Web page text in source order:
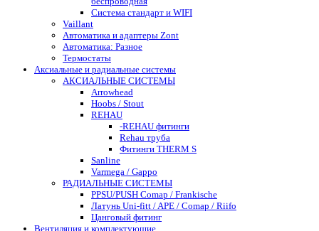
Система стандарт и WIFI
Vaillant
Автоматика и адаптеры Zont
Автоматика: Разное
Термостаты
Аксиальные и радиальные системы
АКСИАЛЬНЫЕ СИСТЕМЫ
Arrowhead
Hoobs / Stout
REHAU
-REHAU фитинги
Rehau труба
Фитинги THERM S
Sanline
Varmega / Gappo
РАДИАЛЬНЫЕ СИСТЕМЫ
PPSU/PUSH Comap / Frankische
Латунь Uni-fitt / APE / Comap / Riifo
Цанговый фитинг
Вентиляция и комплектующие